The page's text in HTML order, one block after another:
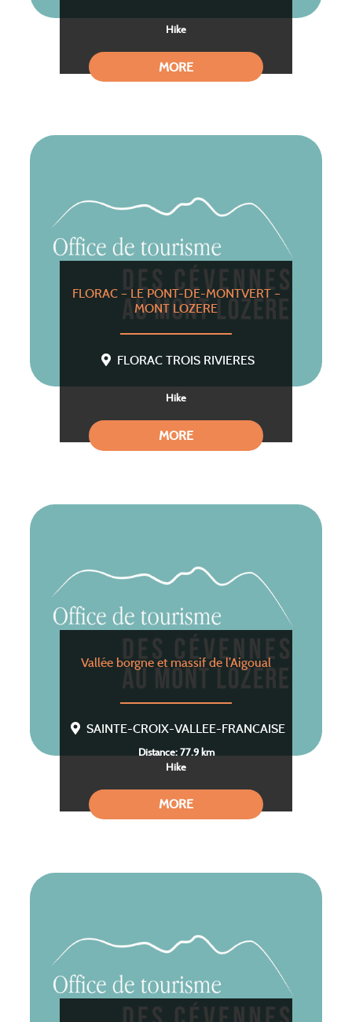
Hike
MORE
FLORAC – LE PONT-DE-MONTVERT –
MONT LOZERE
FLORAC TROIS RIVIERES
Hike
MORE
Vallée borgne et massif de l’Aigoual
SAINTE-CROIX-VALLEE-FRANCAISE
Distance: 77.9 km
Hike
MORE